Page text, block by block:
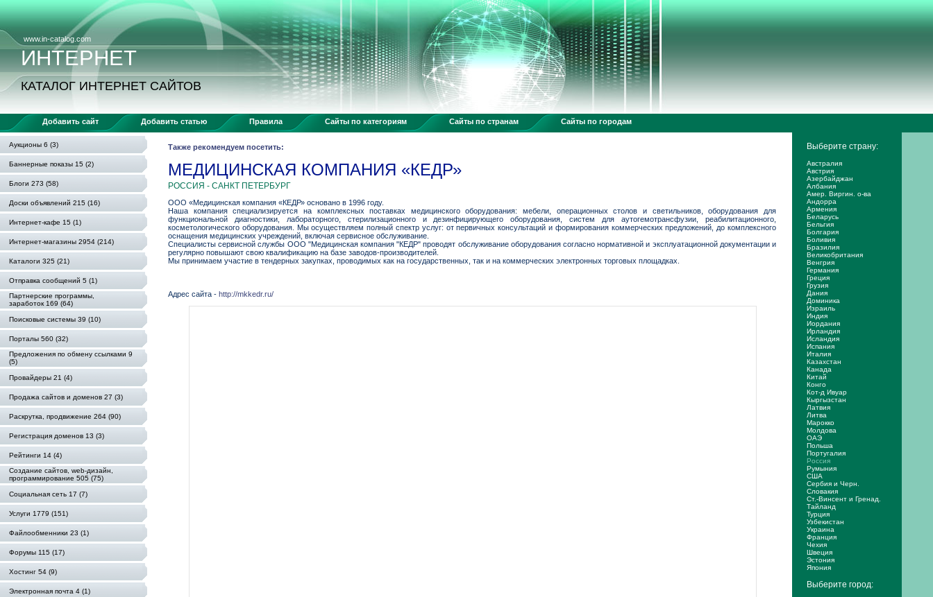
www.in-catalog.com
ИНТЕРНЕТ
КАТАЛОГ ИНТЕРНЕТ САЙТОВ
Добавить сайт Добавить статью Правила Сайты по категориям Сайты по странам Сайты по городам
Аукционы 6 (3)
Баннерные показы 15 (2)
Блоги 273 (58)
Доски объявлений 215 (16)
Интернет-кафе 15 (1)
Интернет-магазины 2954 (214)
Каталоги 325 (21)
Отправка сообщений 5 (1)
Партнерские программы,
заработок 169 (64)
Поисковые системы 39 (10)
Порталы 560 (32)
Предложения по обмену ссылками 9
(5)
Провайдеры 21 (4)
Продажа сайтов и доменов 27 (3)
Раскрутка, продвижение 264 (90)
Регистрация доменов 13 (3)
Рейтинги 14 (4)
Создание сайтов, web-дизайн,
программирование 505 (75)
Социальная сеть 17 (7)
Услуги 1779 (151)
Файлообменники 23 (1)
Форумы 115 (17)
Хостинг 54 (9)
Электронная почта 4 (1)
Также рекомендуем посетить:
МЕДИЦИНСКАЯ КОМПАНИЯ «КЕДР»
РОССИЯ - САНКТ ПЕТЕРБУРГ
ООО «Медицинская компания «КЕДР» основано в 1996 году.
Наша компания специализируется на комплексных поставках медицинского оборудования: мебели, операционных столов и светильников, оборудования для
функциональной диагностики, лабораторного, стерилизационного и дезинфицирующего оборудования, систем для аутогемотрансфузии, реабилитационного,
косметологического оборудования. Мы осуществляем полный спектр услуг: от первичных консультаций и формирования коммерческих предложений, до комплексного
оснащения медицинских учреждений, включая сервисное обслуживание.
Специалисты сервисной службы ООО "Медицинская компания "КЕДР" проводят обслуживание оборудования согласно нормативной и эксплуатационной документации и
регулярно повышают свою квалификацию на базе заводов-производителей.
Мы принимаем участие в тендерных закупках, проводимых как на государственных, так и на коммерческих электронных торговых площадках.
Адрес сайта - http://mkkedr.ru/
Выберите страну:
Австралия
Австрия
Азербайджан
Албания
Амер. Виргин. о-ва
Андорра
Армения
Беларусь
Бельгия
Болгария
Боливия
Бразилия
Великобритания
Венгрия
Германия
Греция
Грузия
Дания
Доминика
Израиль
Индия
Иордания
Ирландия
Исландия
Испания
Италия
Казахстан
Канада
Китай
Конго
Кот-д Ивуар
Кыргызстан
Латвия
Литва
Марокко
Молдова
ОАЭ
Польша
Португалия
Россия
Румыния
США
Сербия и Черн.
Словакия
Ст.-Винсент и Гренад.
Тайланд
Турция
Узбекистан
Украина
Франция
Чехия
Швеция
Эстония
Япония
Выберите город: